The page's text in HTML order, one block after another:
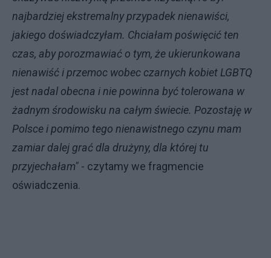
najbardziej ekstremalny przypadek nienawiści,
jakiego doświadczyłam. Chciałam poświęcić ten
czas, aby porozmawiać o tym, że ukierunkowana
nienawiść i przemoc wobec czarnych kobiet LGBTQ
jest nadal obecna i nie powinna być tolerowana w
żadnym środowisku na całym świecie. Pozostaję w
Polsce i pomimo tego nienawistnego czynu mam
zamiar dalej grać dla drużyny, dla której tu
przyjechałam" - czytamy we fragmencie
oświadczenia.